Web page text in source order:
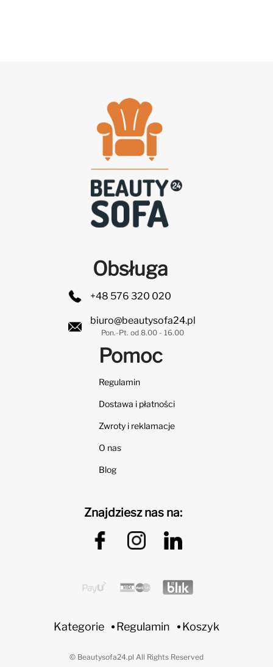
Obsługa
+48 576 320 020
biuro@beautysofa24.pl
Pon.-Pt. od 8.00 - 16.00
Pomoc
Regulamin
Dostawa i płatności
Zwroty i reklamacje
O nas
Blog
Znajdziesz nas na:
Kategorie Regulamin Koszyk
© Beautysofa24.pl All Rights Reserved